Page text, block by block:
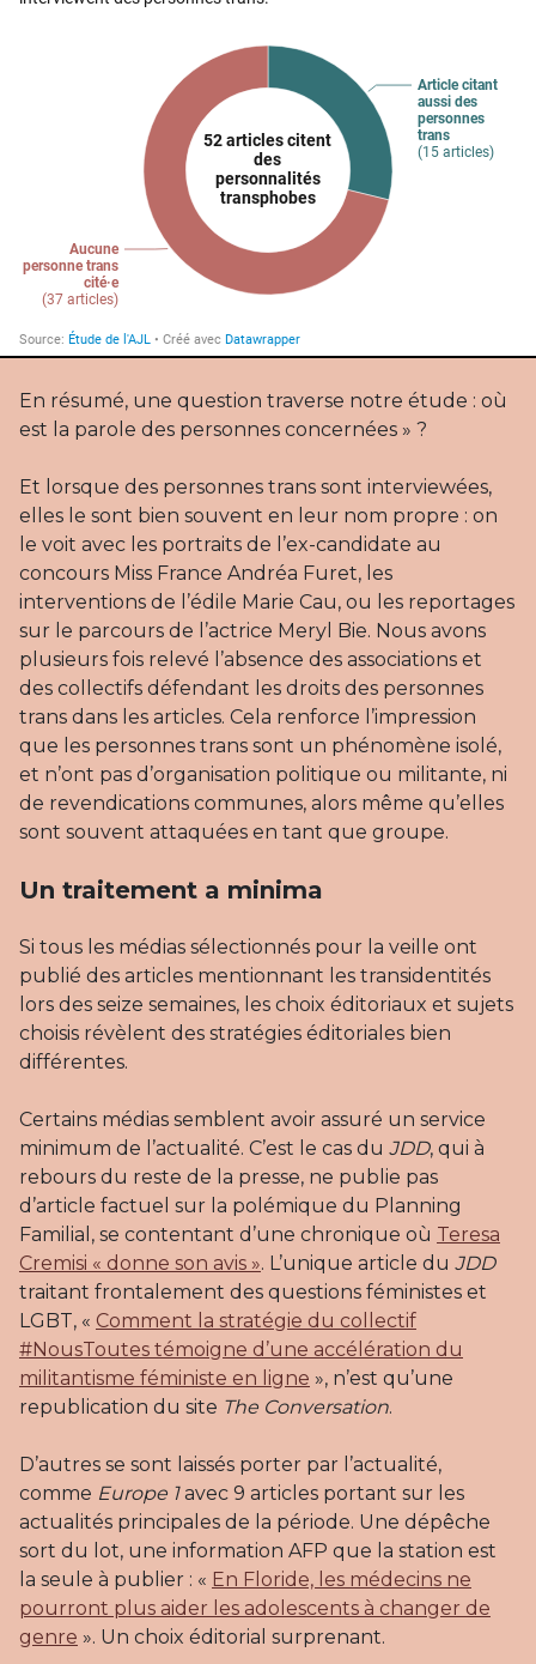
En résumé, une question traverse notre étude : où
est la parole des personnes concernées » ?
Et lorsque des personnes trans sont interviewées,
elles le sont bien souvent en leur nom propre : on
le voit avec les portraits de l’ex-candidate au
concours Miss France Andréa Furet, les
interventions de l’édile Marie Cau, ou les reportages
sur le parcours de l’actrice Meryl Bie. Nous avons
plusieurs fois relevé l’absence des associations et
des collectifs défendant les droits des personnes
trans dans les articles. Cela renforce l’impression
que les personnes trans sont un phénomène isolé,
et n’ont pas d’organisation politique ou militante, ni
de revendications communes, alors même qu’elles
sont souvent attaquées en tant que groupe.
Un traitement a minima
Si tous les médias sélectionnés pour la veille ont
publié des articles mentionnant les transidentités
lors des seize semaines, les choix éditoriaux et sujets
choisis révèlent des stratégies éditoriales bien
différentes.
Certains médias semblent avoir assuré un service
minimum de l’actualité. C’est le cas du JDD, qui à
rebours du reste de la presse, ne publie pas
d’article factuel sur la polémique du Planning
Familial, se contentant d’une chronique où Teresa
Cremisi « donne son avis ». L’unique article du JDD
traitant frontalement des questions féministes et
LGBT, « Comment la stratégie du collectif
#NousToutes témoigne d’une accélération du
militantisme féministe en ligne », n’est qu’une
republication du site The Conversation.
D’autres se sont laissés porter par l’actualité,
comme Europe 1avec 9 articles portant sur les
actualités principales de la période. Une dépêche
sort du lot, une information AFP que la station est
la seule à publier : « En Floride, les médecins ne
pourront plus aider les adolescents à changer de
genre ». Un choix éditorial surprenant.